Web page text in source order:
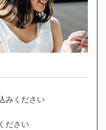
みください
ださい